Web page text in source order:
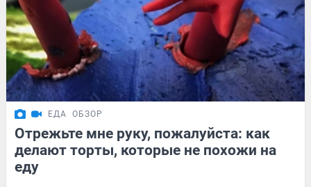
ЕДА ОБЗОР
Отрежьте мне руку, пожалуйста: как
делают торты, которые не похожи на
еду